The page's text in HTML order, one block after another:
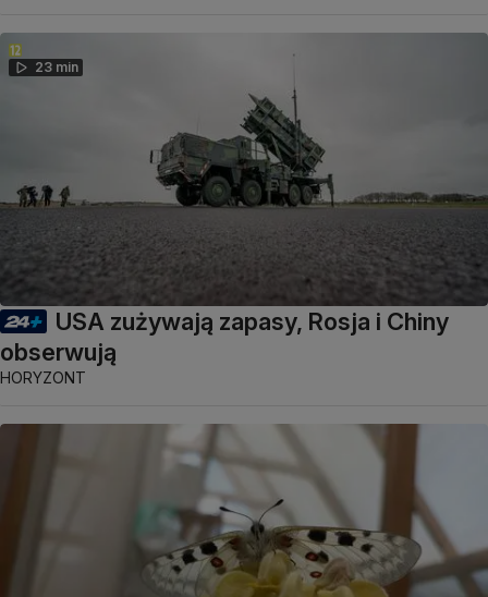
23 min
USA zużywają zapasy, Rosja i Chiny
obserwują
HORYZONT